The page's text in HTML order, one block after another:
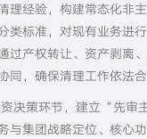
经验，构建常态化非主
标准，对现有业务进
产权转让、资产剥离
，确保清理工作依法合
决策环节，建立“先审
与集团战略定位、核心